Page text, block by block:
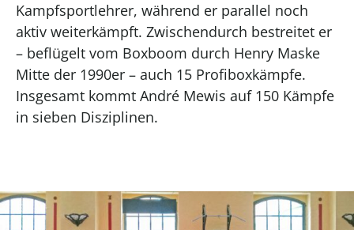
Kampfsportlehrer, während er parallel noch
aktiv weiterkämpft. Zwischendurch bestreitet er
– beflügelt vom Boxboom durch Henry Maske
Mitte der 1990er – auch 15 Profiboxkämpfe.
Insgesamt kommt André Mewis auf 150 Kämpfe
in sieben Disziplinen.